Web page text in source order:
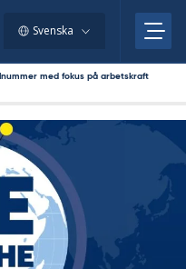
Svenska
med fokus på arbetskraft